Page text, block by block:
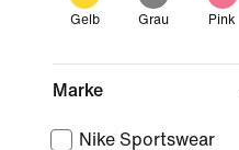
Gelb Grau Pink
Marke
Nike Sportswear